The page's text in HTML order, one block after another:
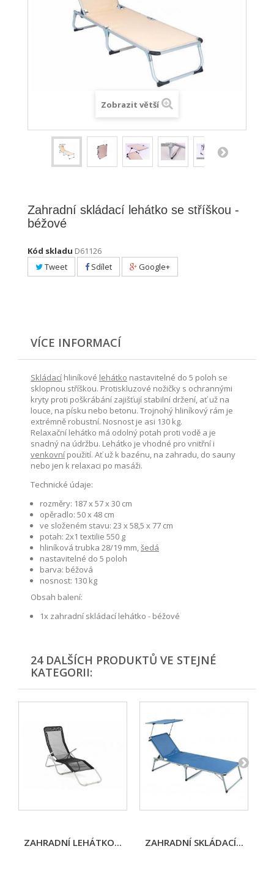
Zobrazit větší
Zahradní skládací lehátko se stříškou -
béžové
Kód skladu D61126
Tweet
Sdílet Google+
VÍCE INFORMACÍ
Skládací hliníkové lehátko nastavitelné do 5 poloh se
sklopnou stříškou. Protiskluzové nožičky s ochrannými
kryty proti poškrábání zajišťují stabilní držení, ať už na
louce, na písku nebo betonu. Trojnohý hliníkový rám je
extrémně robustní. Nosnost je asi 130 kg.
Relaxační lehátko má odolný potah proti vodě a je
snadný na údržbu. Lehátko je vhodné pro vnitřní i
venkovní použití. Ať už k bazénu, na zahradu, do sauny
nebo jen k relaxaci po masáži.
Technické údaje:
rozměry: 187 x 57 x 30 cm
opěradlo: 50 x 48 cm
ve složeném stavu: 23 x 58,5 x 77 cm
potah: 2x1 textilie 550 g
hliníková trubka 28/19 mm,šedá
nastavitelné do 5 poloh
barva: béžová
nosnost: 130 kg
Obsah balení:
1x zahradní skládací lehátko - béžové
24 DALŠÍCH PRODUKTŮ VE STEJNÉ
KATEGORII:
ZAHRADNÍ LEHÁTKO... ZAHRADNÍ SKLÁDACÍ...